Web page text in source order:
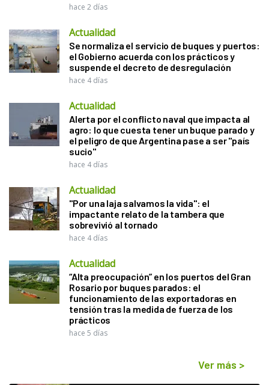
hace 2 días
Actualidad
Se normaliza el servicio de buques y puertos:
el Gobierno acuerda con los prácticos y
suspende el decreto de desregulación
hace 4 días
Actualidad
Alerta por el conflicto naval que impacta al
agro: lo que cuesta tener un buque parado y
el peligro de que Argentina pase a ser "país
sucio"
hace 4 días
Actualidad
"Por una laja salvamos la vida": el
impactante relato de la tambera que
sobrevivió al tornado
hace 4 días
Actualidad
“Alta preocupación” en los puertos del Gran
Rosario por buques parados: el
funcionamiento de las exportadoras en
tensión tras la medida de fuerza de los
prácticos
hace 5 días
Ver más >